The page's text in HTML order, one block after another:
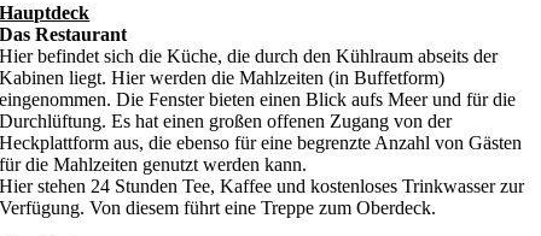
Hauptdeck
Das Restaurant
Hier befindet sich die Küche, die durch den Kühlraum abseits der
Kabinen liegt. Hier werden die Mahlzeiten (in Buffetform)
eingenommen. Die Fenster bieten einen Blick aufs Meer und für die
Durchlüftung. Es hat einen großen offenen Zugang von der
Heckplattform aus, die ebenso für eine begrenzte Anzahl von Gästen
für die Mahlzeiten genutzt werden kann.
Hier stehen 24 Stunden Tee, Kaffee und kostenloses Trinkwasser zur
Verfügung. Von diesem führt eine Treppe zum Oberdeck.